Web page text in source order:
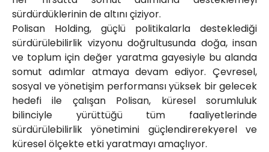
sürdürdüklerinin de altını çiziyor.
Polisan Holding, güçlü politikalarla desteklediği
sürdürülebilirlik vizyonu doğrultusunda doğa, insan
ve toplum için değer yaratma gayesiyle bu alanda
somut adımlar atmaya devam ediyor. Çevresel,
sosyal ve yönetişim performansı yüksek bir gelecek
hedefi ile çalışan Polisan, küresel sorumluluk
bilinciyle yürüttüğü tüm faaliyetlerinde
sürdürülebilirlik yönetimini güçlendirerekyerel ve
küresel ölçekte etki yaratmayı amaçlıyor.